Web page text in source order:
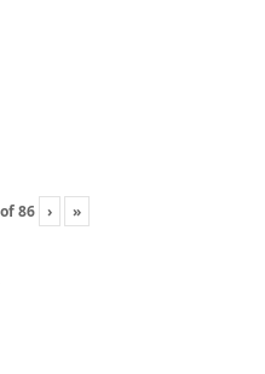
of86 › »